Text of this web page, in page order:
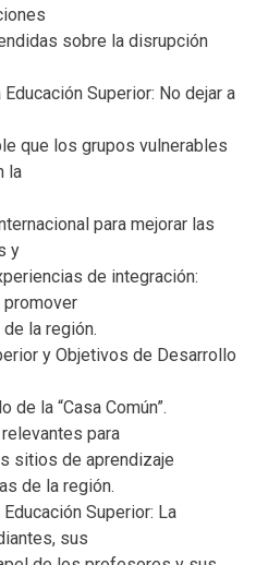
sobre la disrupción
Superior: No dejar a
que los grupos vulnerables
la
para mejorar las
y
de integración:
promover
la región.
y Objetivos de Desarrollo
de la “Casa Común”.
para
sitios de aprendizaje
de la región.
Superior: La
sus